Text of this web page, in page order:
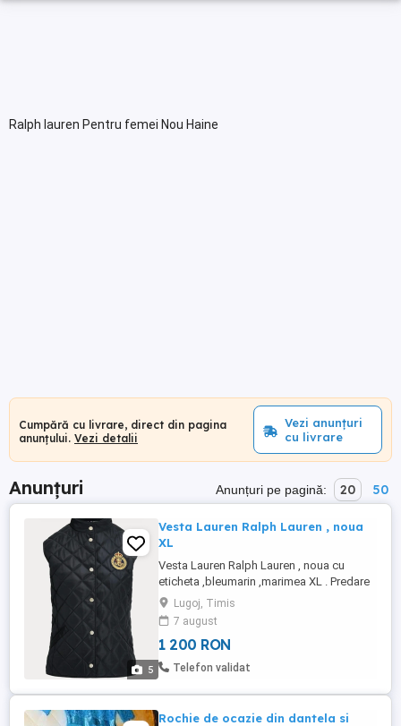
Ralph lauren Pentru femei Nou Haine
Cumpără cu livrare, direct din pagina
anunțului. Vezi detalii
Vezi anunțuri
cu livrare
Anunțuri Anunțuri pe pagină: 20 50
5
Vesta Lauren Ralph Lauren , noua
XL
Vesta Lauren Ralph Lauren , noua cu
eticheta ,bleumarin ,marimea XL . Predare
personala in Lugoj . un
Lugoj, Timis
7 august
1 200 RON
Telefon validat
Rochie de ocazie din dantela si